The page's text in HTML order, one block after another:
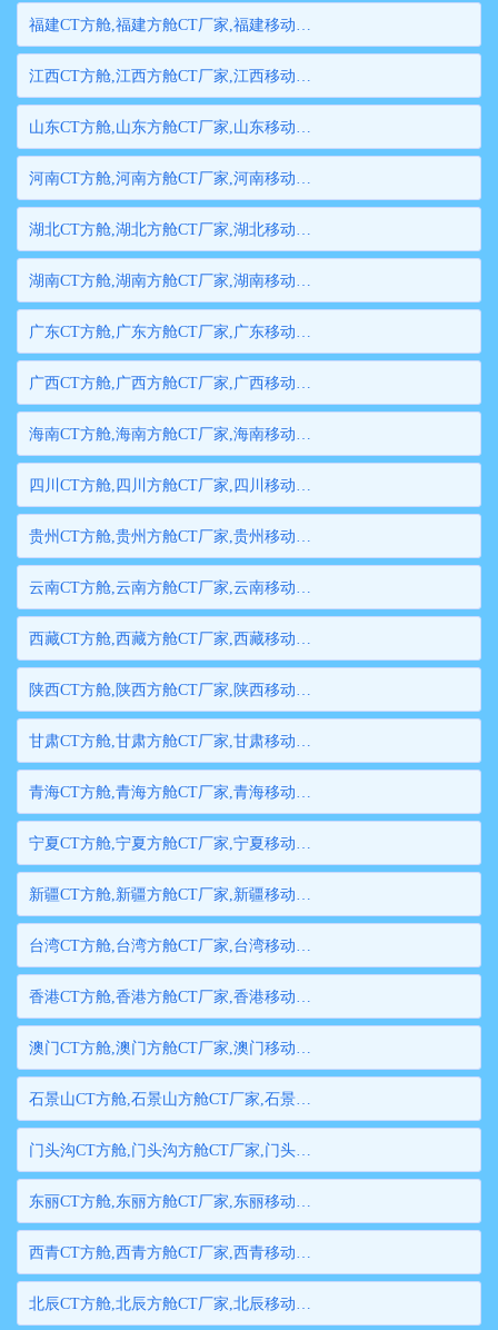
福建CT方舱,福建方舱CT厂家,福建移动方舱CT,福建医用CT方舱,福建方舱式CT,福建方舱CT
江西CT方舱,江西方舱CT厂家,江西移动方舱CT,江西医用CT方舱,江西方舱式CT,江西方舱CT
山东CT方舱,山东方舱CT厂家,山东移动方舱CT,山东医用CT方舱,山东方舱式CT,山东方舱CT
河南CT方舱,河南方舱CT厂家,河南移动方舱CT,河南医用CT方舱,河南方舱式CT,河南方舱CT
湖北CT方舱,湖北方舱CT厂家,湖北移动方舱CT,湖北医用CT方舱,湖北方舱式CT,湖北方舱CT
湖南CT方舱,湖南方舱CT厂家,湖南移动方舱CT,湖南医用CT方舱,湖南方舱式CT,湖南方舱CT
广东CT方舱,广东方舱CT厂家,广东移动方舱CT,广东医用CT方舱,广东方舱式CT,广东方舱CT
广西CT方舱,广西方舱CT厂家,广西移动方舱CT,广西医用CT方舱,广西方舱式CT,广西方舱CT
海南CT方舱,海南方舱CT厂家,海南移动方舱CT,海南医用CT方舱,海南方舱式CT,海南方舱CT
四川CT方舱,四川方舱CT厂家,四川移动方舱CT,四川医用CT方舱,四川方舱式CT,四川方舱CT
贵州CT方舱,贵州方舱CT厂家,贵州移动方舱CT,贵州医用CT方舱,贵州方舱式CT,贵州方舱CT
云南CT方舱,云南方舱CT厂家,云南移动方舱CT,云南医用CT方舱,云南方舱式CT,云南方舱CT
西藏CT方舱,西藏方舱CT厂家,西藏移动方舱CT,西藏医用CT方舱,西藏方舱式CT,西藏方舱CT
陕西CT方舱,陕西方舱CT厂家,陕西移动方舱CT,陕西医用CT方舱,陕西方舱式CT,陕西方舱CT
甘肃CT方舱,甘肃方舱CT厂家,甘肃移动方舱CT,甘肃医用CT方舱,甘肃方舱式CT,甘肃方舱CT
青海CT方舱,青海方舱CT厂家,青海移动方舱CT,青海医用CT方舱,青海方舱式CT,青海方舱CT
宁夏CT方舱,宁夏方舱CT厂家,宁夏移动方舱CT,宁夏医用CT方舱,宁夏方舱式CT,宁夏方舱CT
新疆CT方舱,新疆方舱CT厂家,新疆移动方舱CT,新疆医用CT方舱,新疆方舱式CT,新疆方舱CT
台湾CT方舱,台湾方舱CT厂家,台湾移动方舱CT,台湾医用CT方舱,台湾方舱式CT,台湾方舱CT
香港CT方舱,香港方舱CT厂家,香港移动方舱CT,香港医用CT方舱,香港方舱式CT,香港方舱CT
澳门CT方舱,澳门方舱CT厂家,澳门移动方舱CT,澳门医用CT方舱,澳门方舱式CT,澳门方舱CT
石景山CT方舱,石景山方舱CT厂家,石景山移动方舱CT,石景山医用CT方舱,石景山方舱式CT,石景山方舱CT
门头沟CT方舱,门头沟方舱CT厂家,门头沟移动方舱CT,门头沟医用CT方舱,门头沟方舱式CT,门头沟方舱CT
东丽CT方舱,东丽方舱CT厂家,东丽移动方舱CT,东丽医用CT方舱,东丽方舱式CT,东丽方舱CT
西青CT方舱,西青方舱CT厂家,西青移动方舱CT,西青医用CT方舱,西青方舱式CT,西青方舱CT
北辰CT方舱,北辰方舱CT厂家,北辰移动方舱CT,北辰医用CT方舱,北辰方舱式CT,北辰方舱CT